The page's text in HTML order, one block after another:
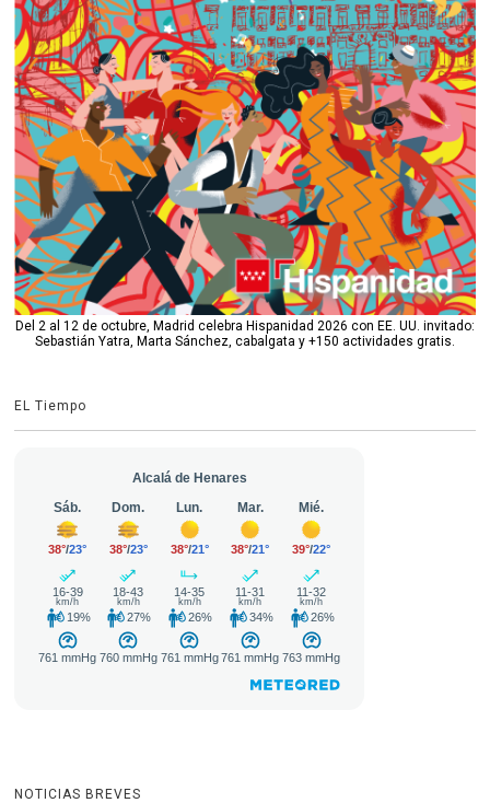
Del 2 al 12 de octubre, Madrid celebra Hispanidad 2026 con EE. UU. invitado:
Sebastián Yatra, Marta Sánchez, cabalgata y +150 actividades gratis.
EL Tiempo
NOTICIAS BREVES